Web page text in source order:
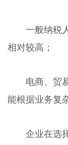
一般纳税
相对较高；
电商、贸
能根据业务复
企业在选